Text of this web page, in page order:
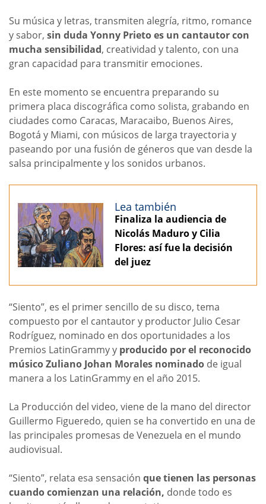
Su música y letras, transmiten alegría, ritmo, romance
y sabor, sin duda Yonny Prieto es un cantautor con
mucha sensibilidad, creatividad y talento, con una
gran capacidad para transmitir emociones.
En este momento se encuentra preparando su
primera placa discográfica como solista, grabando en
ciudades como Caracas, Maracaibo, Buenos Aires,
Bogotá y Miami, con músicos de larga trayectoria y
paseando por una fusión de géneros que van desde la
salsa principalmente y los sonidos urbanos.
Lea también
Finaliza la audiencia de
Nicolás Maduro y Cilia
Flores: así fue la decisión
del juez
“Siento”, es el primer sencillo de su disco, tema
compuesto por el cantautor y productor Julio Cesar
Rodríguez, nominado en dos oportunidades a los
Premios LatinGrammy y producido por el reconocido
músico Zuliano Johan Morales nominado de igual
manera a los LatinGrammy en el año 2015.
La Producción del video, viene de la mano del director
Guillermo Figueredo, quien se ha convertido en una de
las principales promesas de Venezuela en el mundo
audiovisual.
“Siento”, relata esa sensación que tienen las personas
cuando comienzan una relación, donde todo es